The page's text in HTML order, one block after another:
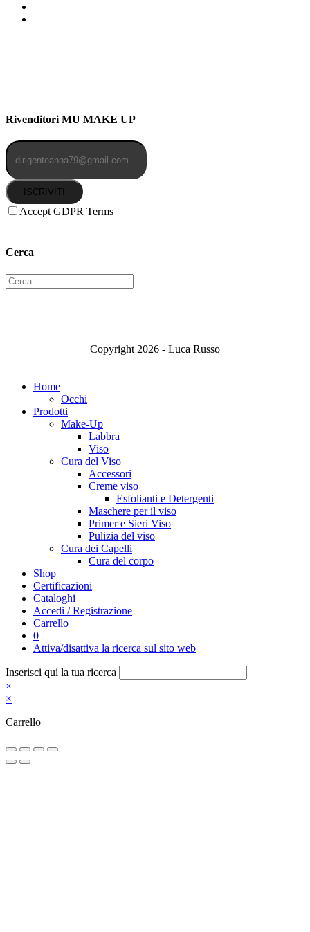
Rivenditori MU MAKE UP
ISCRIVITI
Accept GDPR Terms
Cerca
Copyright 2026 - Luca Russo
Home
Occhi
Prodotti
Make-Up
Labbra
Viso
Cura del Viso
Accessori
Creme viso
Esfolianti e Detergenti
Maschere per il viso
Primer e Sieri Viso
Pulizia del viso
Cura dei Capelli
Cura del corpo
Shop
Certificazioni
Cataloghi
Accedi / Registrazione
Carrello
0
Attiva/disattiva la ricerca sul sito web
Inserisci qui la tua ricerca
×
×
Carrello